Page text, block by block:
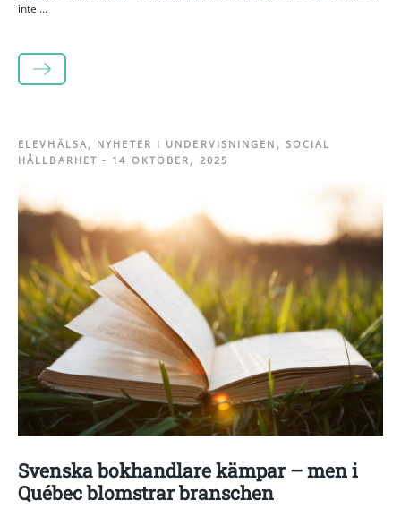
inte ...
LÄS MER
ELEVHÄLSA, NYHETER I UNDERVISNINGEN , SOCIAL
HÅLLBARHET - 14 OKTOBER, 2025
Svenska bokhandlare kämpar – men i
Québec blomstrar branschen